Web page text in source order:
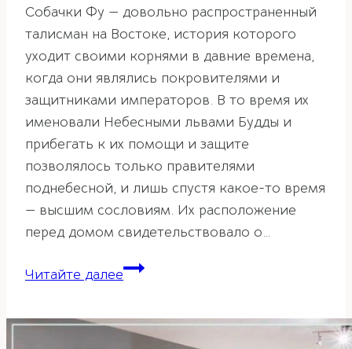
Собачки Фу — довольно распространенный
талисман на Востоке, история которого
уходит своими корнями в давние времена,
когда они являлись покровителями и
защитниками императоров. В то время их
именовали Небесными львами Будды и
прибегать к их помощи и защите
позволялось только правителями
поднебесной, и лишь спустя какое-то время
— высшим сословиям. Их расположение
перед домом свидетельствовало о…
Читайте далееСобачки
талисман